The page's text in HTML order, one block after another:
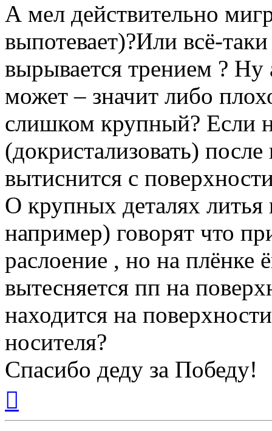
А мел действительно
выпотевает)?Или всё-
вырывается трением ? Ну
может – значит либо
слишком крупный? Если
(докристализовать)
вытиснится с
О крупных деталях литья
например) говорят что
раслоение , но на плёнке
вытесняется пп на
находится на
носителя?
Спасибо деду за Победу!
началу